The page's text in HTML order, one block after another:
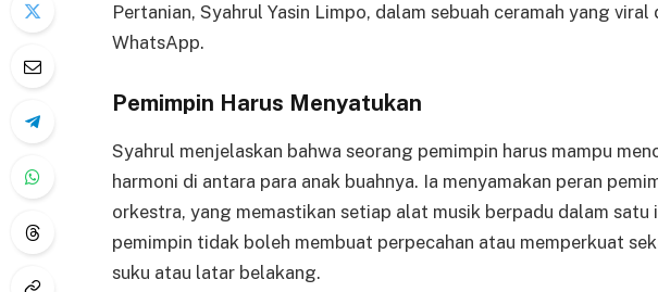
Pertanian, Syahrul Yasin Limpo, dalam sebuah ceramah yang
WhatsApp.
Pemimpin Harus Menyatukan
Syahrul menjelaskan bahwa seorang pemimpin harus mampu
harmoni di antara para anak buahnya. Ia menyamakan peran
orkestra, yang memastikan setiap alat musik berpadu dalam satu
pemimpin tidak boleh membuat perpecahan atau memperkuat
suku atau latar belakang.